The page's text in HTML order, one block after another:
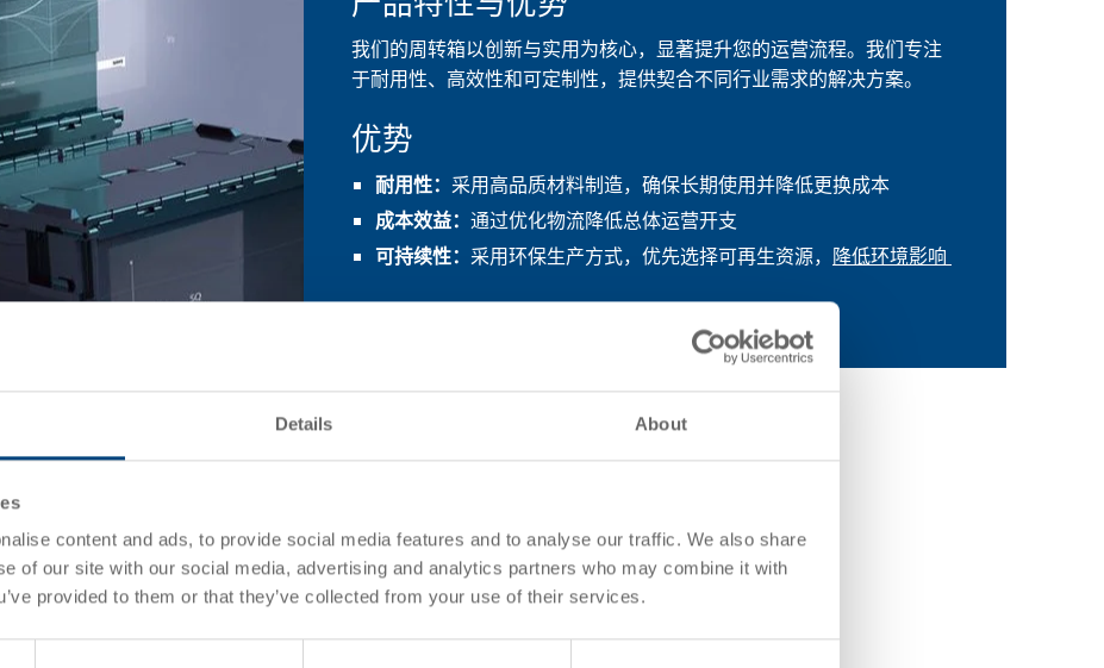
Details About
content and ads, to provide social media features and to analyse our traffic. We also share
of our site with our social media, advertising and analytics partners who may combine it with
provided to them or that they’ve collected from your use of their services.
我们的周转箱以创新与实用为核心，显著提升您的运营流程。我们专注
于耐用性、高效性和可定制性，提供契合不同行业需求的解决方案。
优势
耐用性： 采用高品质材料制造，确保长期使用并降低更换成本
成本效益： 通过优化物流降低总体运营开支
可持续性： 采用环保生产方式，优先选择可再生资源， 降低环境影响